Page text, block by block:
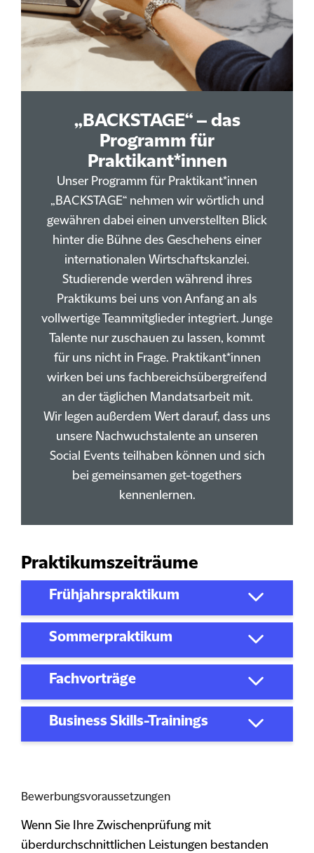
„BACKSTAGE“ – das
Programm für
Praktikant*innen
Unser Programm für Praktikant*innen
„BACKSTAGE“ nehmen wir wörtlich und
gewähren dabei einen unverstellten Blick
hinter die Bühne des Geschehens einer
internationalen Wirtschaftskanzlei.
Studierende werden während ihres
Praktikums bei uns von Anfang an als
vollwertige Teammitglieder integriert. Junge
Talente nur zuschauen zu lassen, kommt
für uns nicht in Frage. Praktikant*innen
wirken bei uns fachbereichsübergreifend
an der täglichen Mandatsarbeit mit.
Wir legen außerdem Wert darauf, dass uns
unsere Nachwuchstalente an unseren
Social Events teilhaben können und sich
bei gemeinsamen get-togethers
kennenlernen.
Praktikumszeiträume
Frühjahrspraktikum
Sommerpraktikum
Fachvorträge
Business Skills-Trainings
Bewerbungsvoraussetzungen
Wenn Sie Ihre Zwischenprüfung mit
überdurchschnittlichen Leistungen bestanden